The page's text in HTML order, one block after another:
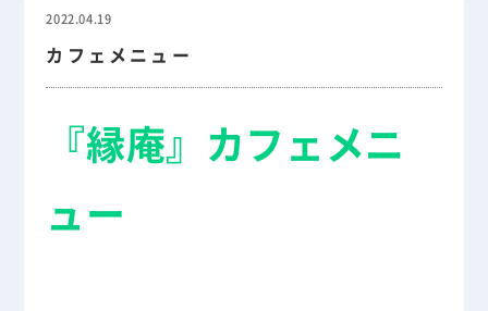
2022.04.19
カフェメニュー
『縁庵』カフェメニ
ュー